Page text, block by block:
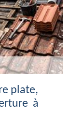
plate,
à